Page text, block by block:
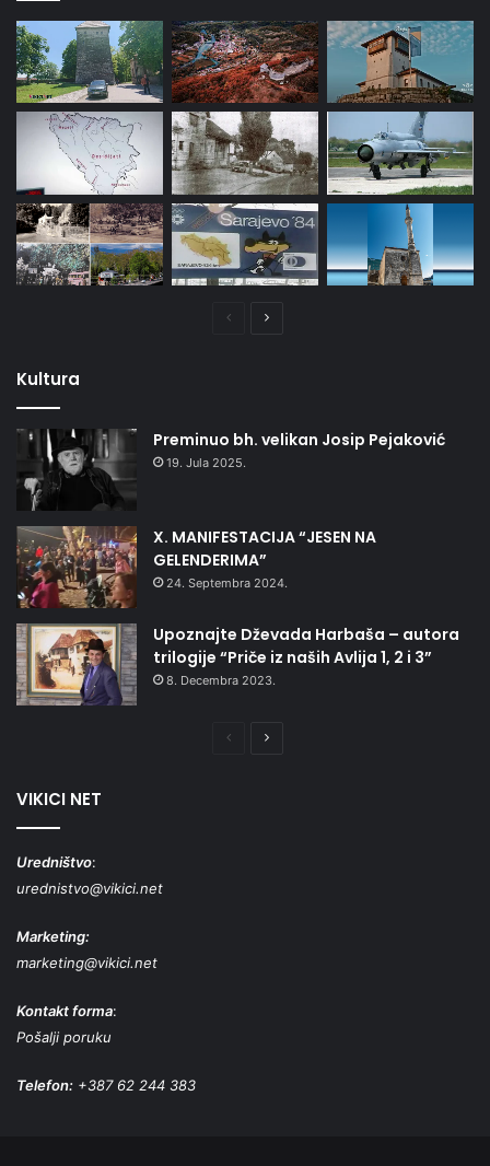
PrethodnaNaredna
Kultura
Preminuo bh. velikan Josip Pejaković
19. Jula 2025.
X. MANIFESTACIJA “JESEN NA
GELENDERIMA”
24. Septembra 2024.
Upoznajte Dževada Harbaša – autora
trilogije “Priče iz naših Avlija 1, 2 i 3”
8. Decembra 2023.
PrethodnaNaredna
VIKICI NET
Uredništvo:
urednistvo@vikici.net
Marketing:
marketing@vikici.net
Kontakt forma:
Pošalji poruku
Telefon: +387 62 244 383